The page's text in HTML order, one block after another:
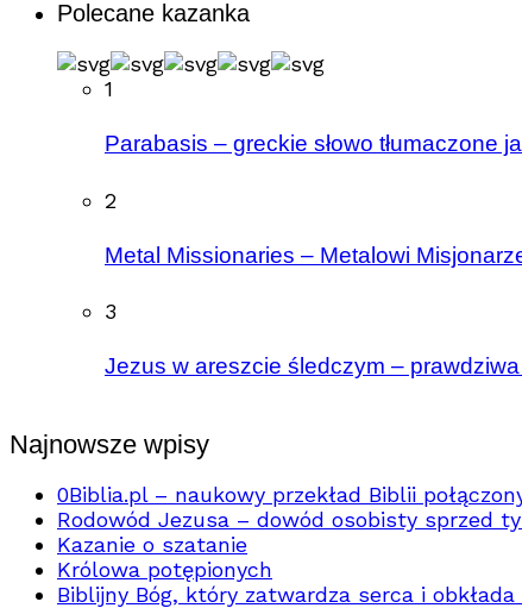
Polecane kazanka
1
Parabasis – greckie słowo tłumaczone
2
Metal Missionaries – Metalowi
3
Jezus w areszcie śledczym –
Najnowsze wpisy
0Biblia.pl – naukowy przekład Biblii
Rodowód Jezusa – dowód osobisty sprzed
Kazanie o szatanie
Królowa potępionych
Biblijny Bóg, który zatwardza serca i